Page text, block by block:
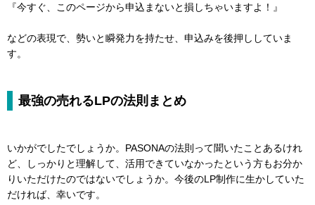
『今すぐ、このページから申込まないと損しちゃいますよ！』
などの表現で、勢いと瞬発力を持たせ、申込みを後押ししていま
す。
最強の売れるLPの法則まとめ
いかがでしたでしょうか。PASONAの法則って聞いたことあるけれ
ど、しっかりと理解して、活用できていなかったという方もお分か
りいただけたのではないでしょうか。今後のLP制作に生かしていた
だければ、幸いです。